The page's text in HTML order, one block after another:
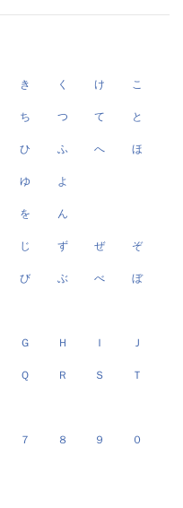
き く け こ
ち つ て と
ひ ふ へ ほ
ゆ よ
を ん
じ ず ぜ ぞ
び ぶ べ ぼ
Ｇ Ｈ Ｉ Ｊ
Ｑ Ｒ Ｓ Ｔ
７ ８ ９ ０